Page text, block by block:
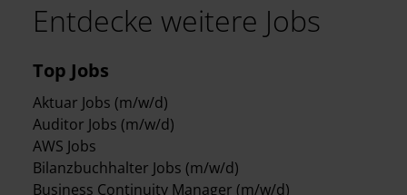
Entdecke weitere Jobs
Top Jobs
Aktuar Jobs (m/w/d)
Auditor Jobs (m/w/d)
AWS Jobs
Bilanzbuchhalter Jobs (m/w/d)
Business Continuity Manager (m/w/d)